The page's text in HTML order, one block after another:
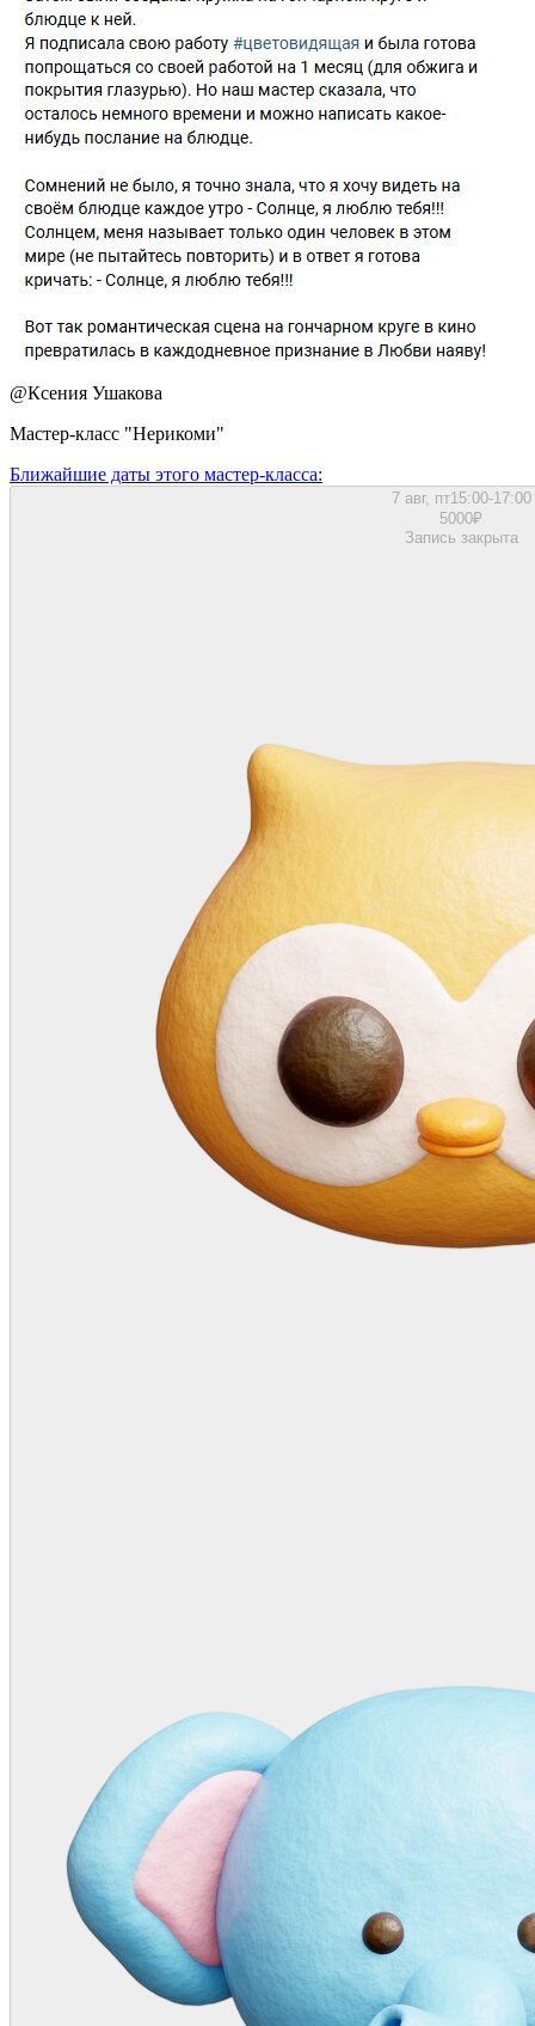
@Ксения Ушакова
Мастер-класс "Нерикоми"
Ближайшие даты этого мастер‑класса:
7 авг, пт15:00-17:00
5000₽
Запись закрыта